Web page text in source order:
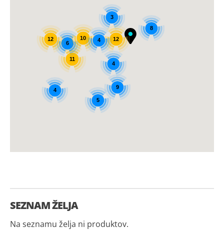
3
11
6
8
4
12 10 12
4 9
4
5
SEZNAM ŽELJA
Na seznamu želja ni produktov.